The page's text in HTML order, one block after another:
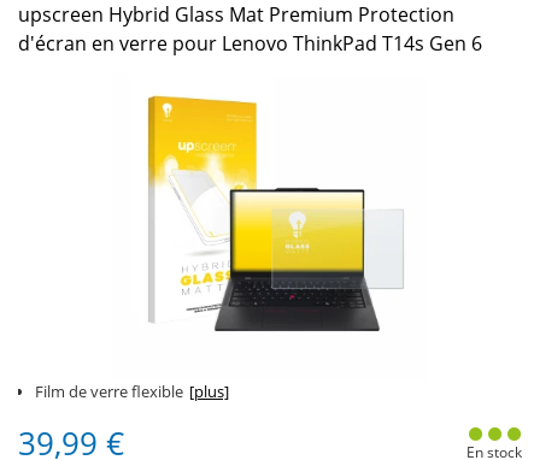
upscreen Hybrid Glass Mat Premium Protection
d'écran en verre pour Lenovo ThinkPad T14s Gen 6
Film de verre flexible [plus]
39,99 € En stock